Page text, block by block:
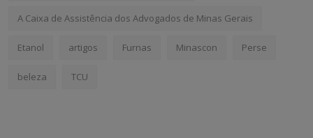
A Caixa de Assistência dos Advogados de Minas Gerais
Etanol artigos Furnas Minascon Perse
beleza TCU